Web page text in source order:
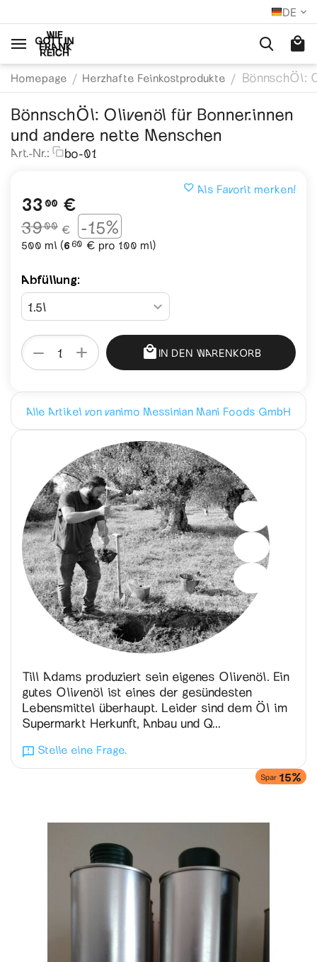
DE
Homepage / Herzhafte Feinkostprodukte / BönnschÖl:
BönnschÖl: Olivenöl für Bonner:innen
und andere nette Menschen
Art.-Nr.: bo-01
Als Favorit merken!
33 00 €
3900 € -15%
500 ml (660 € pro 100 ml)
Abfüllung:
+
− IN DEN WARENKORB
Alle Artikel von vanimo Messinian Mani Foods GmbH
Till Adams produziert sein eigenes Olivenöl. Ein
gutes Olivenöl ist eines der gesündesten
Lebensmittel überhaupt. Leider sind dem Öl im
Supermarkt Herkunft, Anbau und Q...
Stelle eine Frage.
Spar 15%